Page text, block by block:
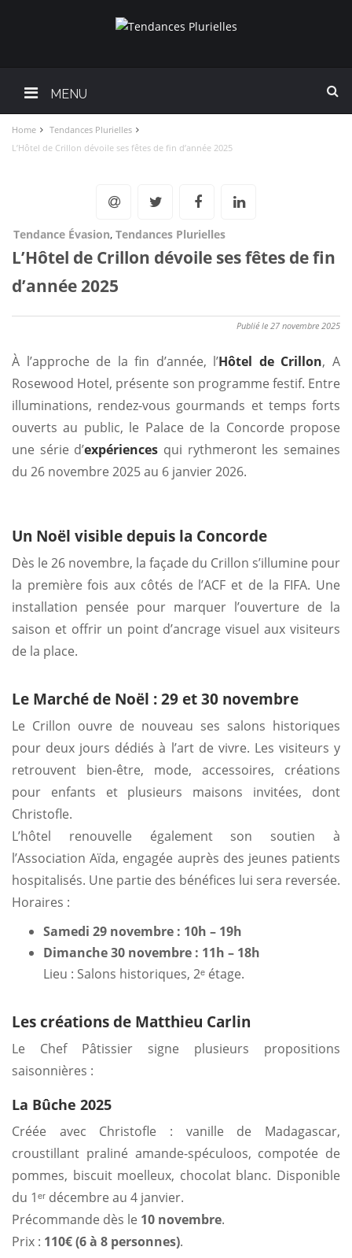
MENU
Home
Tendances Plurielles
L’Hôtel de Crillon dévoile ses fêtes de fin d’année 2025
Tendance Évasion, Tendances Plurielles
L’Hôtel de Crillon dévoile ses fêtes de fin
d’année 2025
Publié le 27 novembre 2025
À l’approche de la fin d’année, l’Hôtel de Crillon, A
Rosewood Hotel, présente son programme festif. Entre
illuminations, rendez-vous gourmands et temps forts
ouverts au public, le Palace de la Concorde propose
une série d’expériences qui rythmeront les semaines
du 26 novembre 2025 au 6 janvier 2026.
Un Noël visible depuis la Concorde
Dès le 26 novembre, la façade du Crillon s’illumine pour
la première fois aux côtés de l’ACF et de la FIFA. Une
installation pensée pour marquer l’ouverture de la
saison et offrir un point d’ancrage visuel aux visiteurs
de la place.
Le Marché de Noël : 29 et 30 novembre
Le Crillon ouvre de nouveau ses salons historiques
pour deux jours dédiés à l’art de vivre. Les visiteurs y
retrouvent bien-être, mode, accessoires, créations
pour enfants et plusieurs maisons invitées, dont
Christofle.
L’hôtel renouvelle également son soutien à
l’Association Aïda, engagée auprès des jeunes patients
hospitalisés. Une partie des bénéfices lui sera reversée.
Horaires :
Samedi 29 novembre : 10h – 19h
Dimanche 30 novembre : 11h – 18h
Lieu : Salons historiques, 2ᵉ étage.
Les créations de Matthieu Carlin
Le Chef Pâtissier signe plusieurs propositions
saisonnières :
La Bûche 2025
Créée avec Christofle : vanille de Madagascar,
croustillant praliné amande-spéculoos, compotée de
pommes, biscuit moelleux, chocolat blanc. Disponible
du 1ᵉʳ décembre au 4 janvier.
Précommande dès le 10 novembre.
Prix : 110€ (6 à 8 personnes).